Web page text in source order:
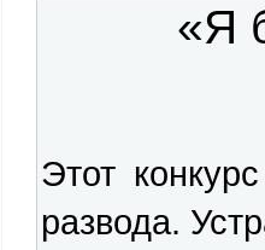
«Я
Этот
развода.